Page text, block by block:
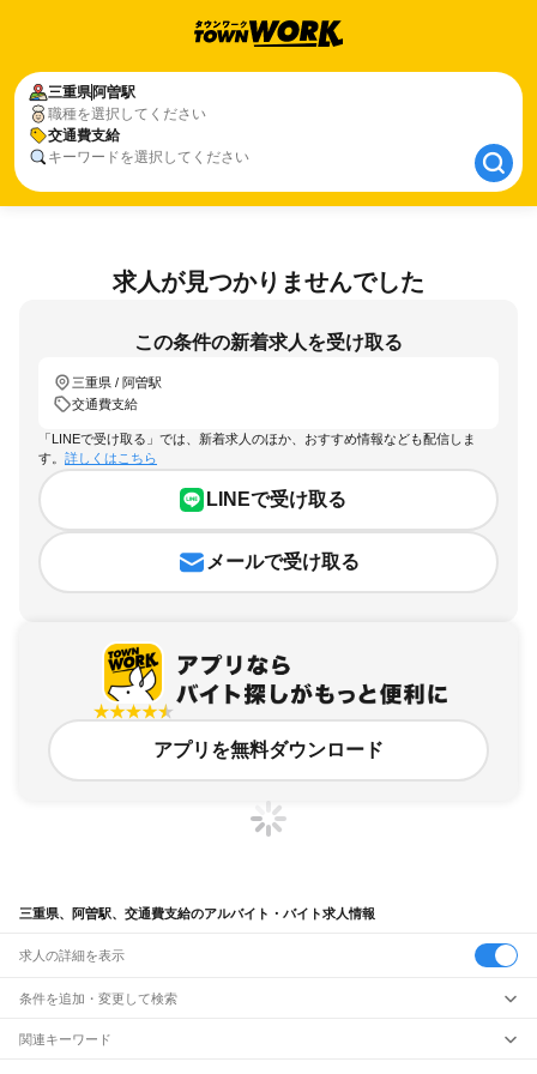
三重県 阿曽駅
職種を選択してください
交通費支給
キーワードを選択してください
三重県 阿曽駅
交通費支給
求人が見つかりませんでした
この条件の新着求人を受け取る
三重県 / 阿曽駅
交通費支給
「LINEで受け取る」では、新着求人のほか、おすすめ情報なども配信しま
す。 詳しくはこちら
LINEで受け取る
メールで受け取る
アプリを無料ダウンロード
三重県、阿曽駅、交通費支給のアルバイト・バイト求人情報
求人の詳細を表示
条件を追加・変更して検索
市区町村を追加・変更
関連キーワード